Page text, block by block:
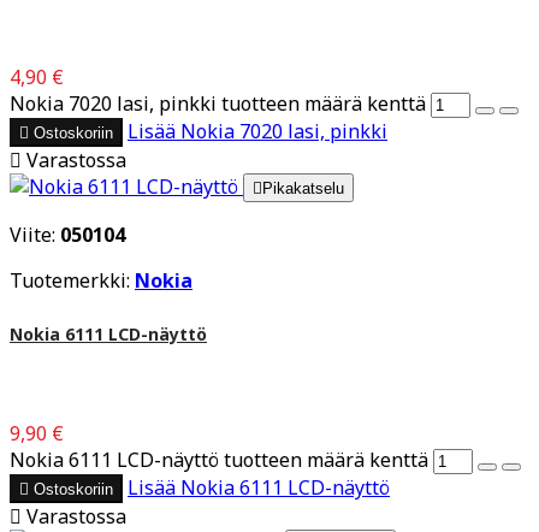
4,90 €
Nokia 7020 lasi, pinkki tuotteen määrä kenttä
 Ostoskoriin Lisää Nokia 7020 lasi, pinkki
 Varastossa
 Pikakatselu
Viite: 050104
Tuotemerkki: Nokia
Nokia 6111 LCD-näyttö
9,90 €
Nokia 6111 LCD-näyttö tuotteen määrä kenttä
 Ostoskoriin Lisää Nokia 6111 LCD-näyttö
 Varastossa